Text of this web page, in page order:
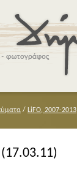
/ LiFO, 2007-2013